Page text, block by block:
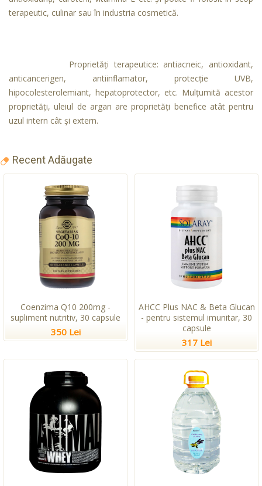
terapeutic, culinar sau în industria cosmetică.
Proprietăți terapeutice: antiacneic, antioxidant,
anticancerigen, antiinflamator, protecţie UVB,
hipocolesterolemiant, hepatoprotector, etc. Mulţumită acestor
proprietăți, uleiul de argan are proprietăţi benefice atât pentru
uzul intern cât şi extern.
Recent Adăugate
Coenzima Q10 200mg -
supliment nutritiv, 30 capsule
350 Lei
AHCC Plus NAC & Beta Glucan
- pentru sistemul imunitar, 30
capsule
317 Lei